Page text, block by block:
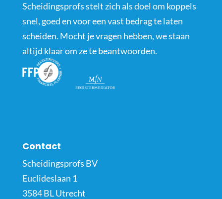
Scheidingsprofs stelt zich als doel om koppels
snel, goed en voor een vast bedrag te laten
scheiden. Mocht je vragen hebben, we staan
altijd klaar om ze te beantwoorden.
Contact
Scheidingsprofs BV
Euclideslaan 1
3584 BL Utrecht